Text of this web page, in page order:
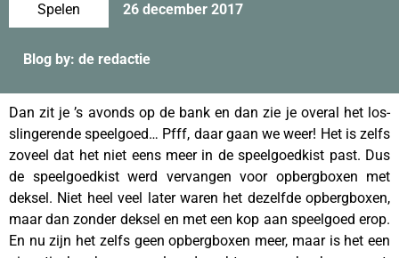
Spelen 26 december 2017
Blog by: de redactie
Dan zit je ’s avonds op de bank en dan zie je overal het los-
slingerende speelgoed… Pfff, daar gaan we weer! Het is zelfs
zoveel dat het niet eens meer in de speelgoedkist past. Dus
de speelgoedkist werd vervangen voor opbergboxen met
deksel. Niet heel veel later waren het dezelfde opbergboxen,
maar dan zonder deksel en met een kop aan speelgoed erop.
En nu zijn het zelfs geen opbergboxen meer, maar is het een